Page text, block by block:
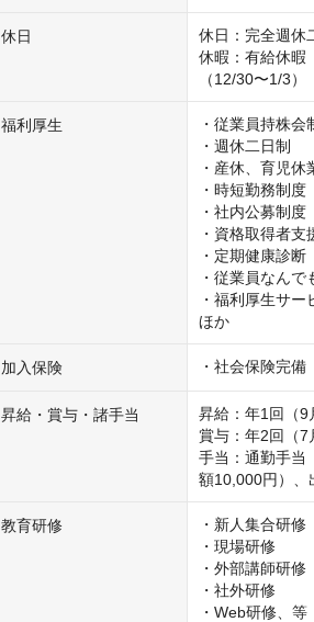
休日
休日：完全週休
休暇：有給休暇
（12/30〜1/3）
福利厚生
・従業員持株会
・週休二日制
・産休、育児休
・時短勤務制度
・社内公募制度
・資格取得者支
・定期健康診断
・従業員なんで
・福利厚生サー
ほか
加入保険 ・社会保険完備
昇給・賞与・諸手当
昇給：年1回（9
賞与：年2回（7
手当：通勤手当
額10,000円）、
教育研修
・新人集合研修
・現場研修
・外部講師研修
・社外研修
・Web研修、等